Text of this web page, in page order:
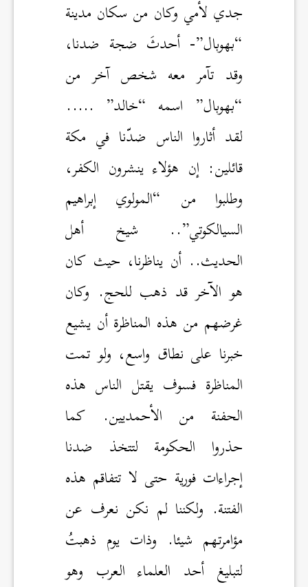
جدي لأمي وكان من سكان مدينة
“بهوبال”- أحدثَ ضجة ضدنا،
وقد تآمر معه شخص آخر من
“بهوبال” اسمه “خالد” …..
لقد أثاروا الناس ضدّنا في مكة
قائلين: إن هؤلاء ينشرون الكفر،
وطلبوا من “المولوي إبراهيم
السيالكوتي”.. شيخ أهل
الحديث.. أن يناظرنا، حيث كان
هو الآخر قد ذهب للحج. وكان
غرضهم من هذه المناظرة أن يشيع
خبرنا على نطاق واسع، ولو تمت
المناظرة فسوف يقتل الناس هذه
الحفنة من الأحمديين. كما
حذروا الحكومة لتتخذ ضدنا
إجراءات فورية حتى لا تتفاقم هذه
الفتنة. ولكننا لم نكن نعرف عن
مؤامرتهم شيئا. وذات يوم ذهبتُ
لتبليغ أحد العلماء العرب وهو